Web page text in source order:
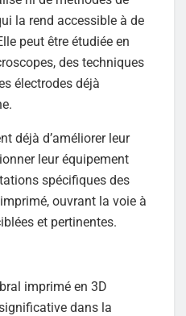
la rend accessible à de
peut être étudiée en
des techniques
électrodes déjà
déjà d’améliorer leur
leur équipement
spécifiques des
imprimé, ouvrant la voie à
et pertinentes.
imprimé en 3D
dans la